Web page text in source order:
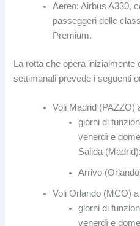
Aereo: Airbus A330,
passeggeri delle
Premium.
La rotta che opera inizialmente
settimanali prevede i seguenti
Voli Madrid (PAZZO)
giorni di
venerdì e
Salida
Arrivo
Voli Orlando (MCO)
giorni di
venerdì e